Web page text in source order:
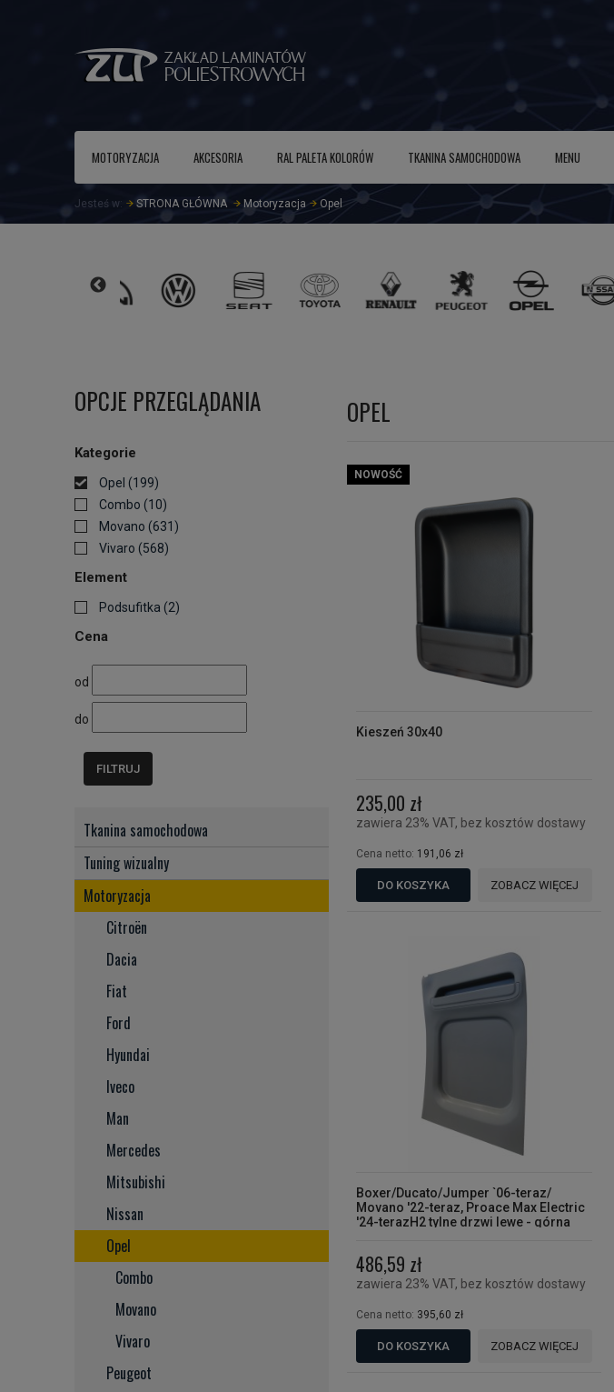
MOTORYZACJA AKCESORIA RAL PALETA KOLORÓW TKANINA SAMOCHODOWA MENU
Jesteś w: STRONA GŁÓWNA Motoryzacja Opel
OPCJE PRZEGLĄDANIA
Kategorie
Opel (199)
Combo (10)
Movano (631)
Vivaro (568)
Element
Podsufitka (2)
Cena
od
do
FILTRUJ
Tkanina samochodowa
Tuning wizualny
Motoryzacja
Citroën
Dacia
Fiat
Ford
Hyundai
Iveco
Man
Mercedes
Mitsubishi
Nissan
Opel
Combo
Movano
Vivaro
Peugeot
OPEL
Kieszeń 30x40
235,00 zł
zawiera 23% VAT, bez kosztów dostawy
Cena netto: 191,06 zł
DO KOSZYKA ZOBACZ WIĘCEJ
NOWOŚĆ
Boxer/Ducato/Jumper `06-teraz/
Movano '22-teraz, Proace Max Electric
'24-terazH2 tylne drzwi lewe - górna
486,59 zł
zawiera 23% VAT, bez kosztów dostawy
Cena netto: 395,60 zł
DO KOSZYKA ZOBACZ WIĘCEJ